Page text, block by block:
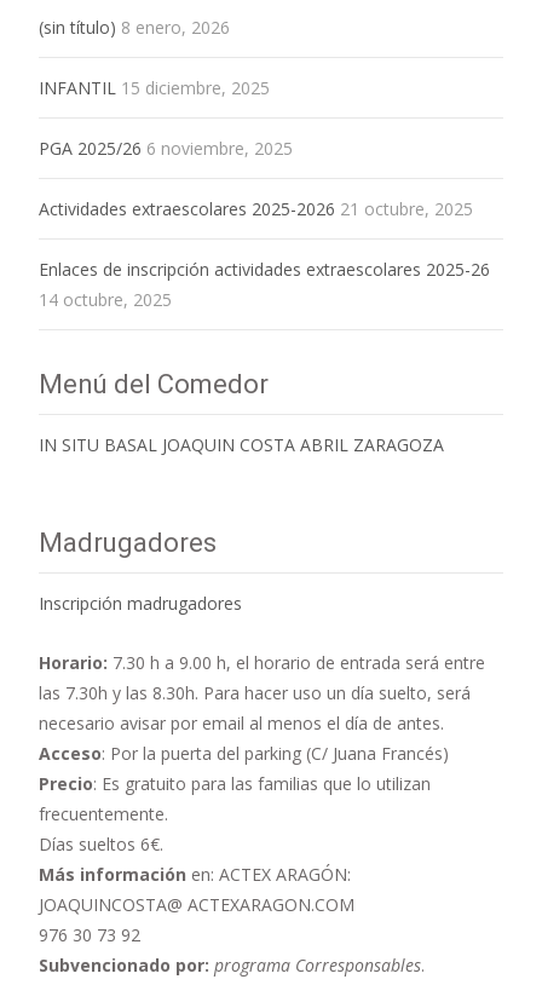
(sin título) 8 enero, 2026
INFANTIL 15 diciembre, 2025
PGA 2025/26 6 noviembre, 2025
Actividades extraescolares 2025-2026 21 octubre, 2025
Enlaces de inscripción actividades extraescolares 2025-26
14 octubre, 2025
Menú del Comedor
IN SITU BASAL JOAQUIN COSTA ABRIL ZARAGOZA
Madrugadores
Inscripción madrugadores
Horario: 7.30 h a 9.00 h, el horario de entrada será entre
las 7.30h y las 8.30h. Para hacer uso un día suelto, será
necesario avisar por email al menos el día de antes.
Acceso: Por la puerta del parking (C/ Juana Francés)
Precio: Es gratuito para las familias que lo utilizan
frecuentemente.
Días sueltos 6€.
Más información en: ACTEX ARAGÓN:
JOAQUINCOSTA@ ACTEXARAGON.COM
976 30 73 92
Subvencionado por: programa Corresponsables.